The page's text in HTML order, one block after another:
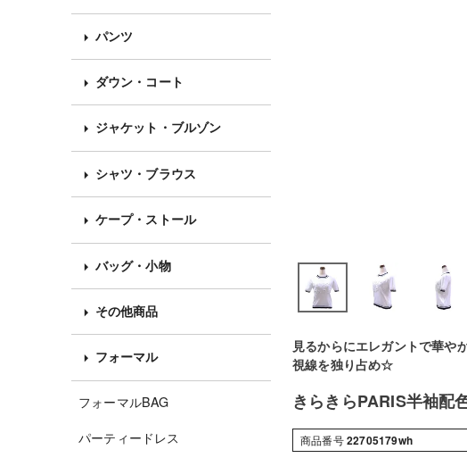
パンツ
ダウン・コート
ジャケット・ブルゾン
シャツ・ブラウス
ケープ・ストール
バッグ・小物
その他商品
フォーマル
フォーマルBAG
パーティードレス
見るからにエレガントで華や
視線を独り占め☆
きらきらPARIS半袖配
商品番号22705179wh